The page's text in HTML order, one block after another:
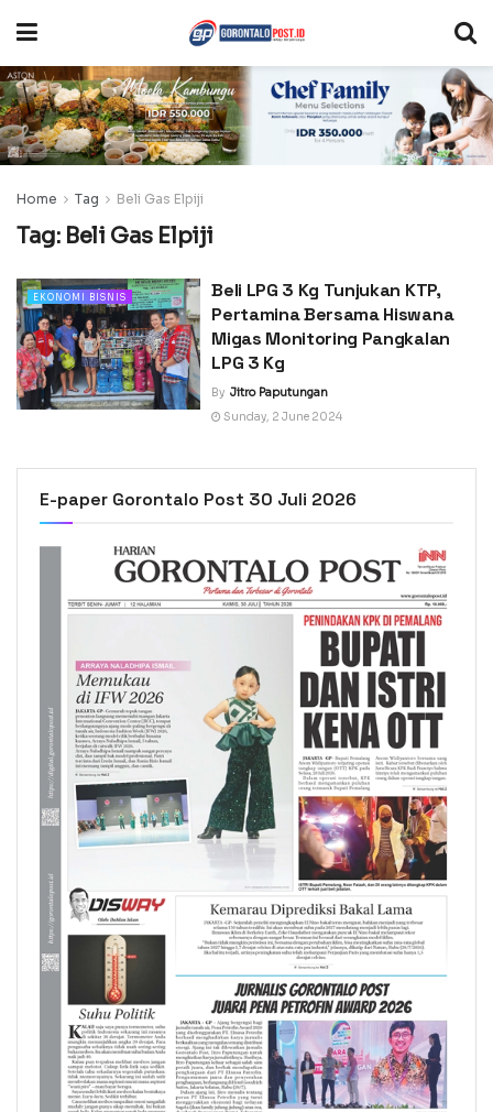
Home Tag Beli Gas Elpiji
Tag: Beli Gas Elpiji
EKONOMI BISNIS
Beli LPG 3 Kg Tunjukan KTP,
Pertamina Bersama Hiswana
Migas Monitoring Pangkalan
LPG 3 Kg
By Jitro Paputungan
Sunday, 2 June 2024
E-paper Gorontalo Post 30 Juli 2026